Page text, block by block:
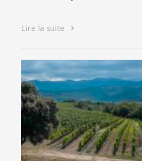
Lire la suite